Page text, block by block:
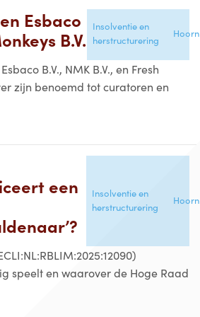
Esbaco
B.V.
Insolventie en
herstructurering
Hoorn
B.V., NMK B.V., en Fresh
zijn benoemd tot curatoren en
een
Insolventie en
herstructurering
Hoorn
speelt en waarover de Hoge Raad